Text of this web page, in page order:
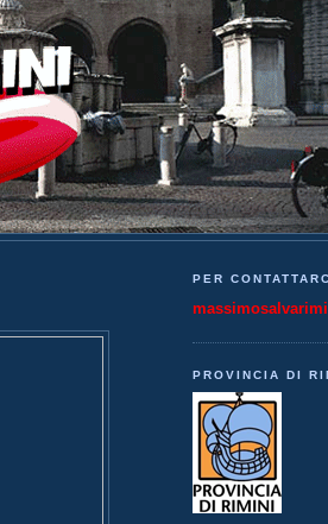
PER
PROVINCIA DI